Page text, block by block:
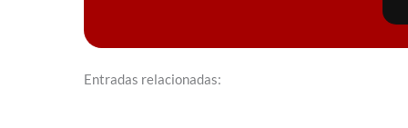
Entradas relacionadas: